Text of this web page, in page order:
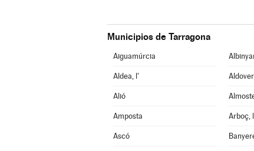
Municipios de Tarragona
Aiguamúrcia
Aldea, l' Aldover
Alió
Amposta Arboç,
Ascó